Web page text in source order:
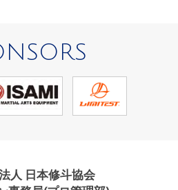
人 日本修斗協会